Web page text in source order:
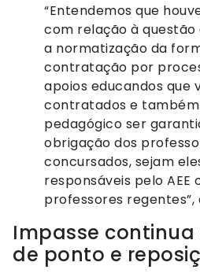
“Entendemos que
com relação à questão
a normatização da
contratação por
apoios educandos que
contratados e
pedagógico ser
obrigação dos
concursados, sejam
responsáveis pelo AEE
professores regentes”,
Impasse
de ponto e